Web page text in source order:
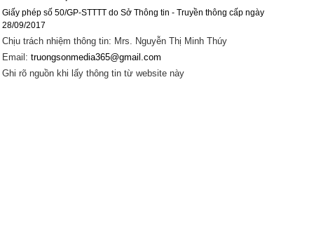
Giấy phép số 50/GP-STTTT do Sở Thông tin - Truyền thông cấp ngày
28/09/2017
Chịu trách nhiệm thông tin: Mrs. Nguyễn Thị Minh Thúy
Email: truongsonmedia365@gmail.com
Ghi rõ nguồn khi lấy thông tin từ website này